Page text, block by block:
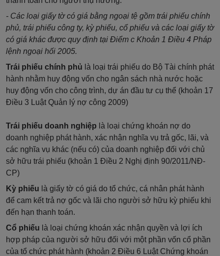
- Các loại giấy tờ có giá bằng ngoại tệ gồm trái phiếu chính
phủ, trái phiếu công ty, kỳ phiếu, cổ phiếu và các loại giấy tờ
có giá khác được quy định tại Điểm c Khoản 1 Điều 4 Pháp
lệnh ngoại hối 2005.
Trái phiếu chính phủ là loại trái phiếu do Bộ Tài chính phát
hành nhằm huy động vốn cho ngân sách nhà nước hoặc
huy động vốn cho công trình, dự án đầu tư cụ thể (khoản 17
Điều 3 Luật Quản lý nợ công 2009)
Trái phiếu doanh nghiệp là loại chứng khoán nợ do
doanh nghiệp phát hành, xác nhận nghĩa vụ trả gốc, lãi, và
các nghĩa vụ khác (nếu có) của doanh nghiệp đối với chủ
sở hữu trái phiếu (khoản 1 Điều 2 Nghị định 90/2011/NĐ-
CP)
Kỳ phiếu là giấy tờ có giá do tổ chức, cá nhân phát hành
để cam kết trả nợ gốc và lãi cho người sở hữu kỳ phiếu khi
đến hạn thanh toán.
Cổ phiếu là loại chứng khoán xác nhận quyền và lợi ích
hợp pháp của người sở hữu đối với một phần vốn cổ phần
của tổ chức phát hành (khoản 2 Điều 6 Luật Chứng khoán